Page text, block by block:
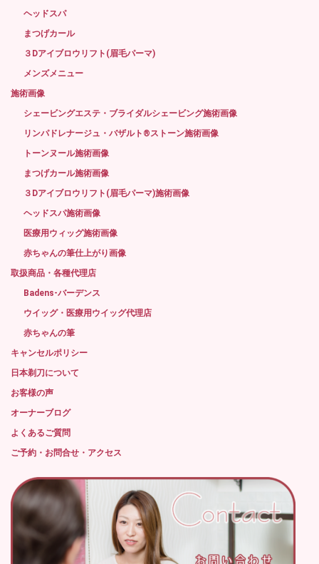
ヘッドスパ
まつげカール
３Dアイブロウリフト(眉毛パーマ)
メンズメニュー
施術画像
シェービングエステ・ブライダルシェービング施術画像
リンパドレナージュ・バザルト®ストーン施術画像
トーンヌール施術画像
まつげカール施術画像
３Dアイブロウリフト(眉毛パーマ)施術画像
ヘッドスパ施術画像
医療用ウィッグ施術画像
赤ちゃんの筆仕上がり画像
取扱商品・各種代理店
Badens-バーデンス
ウイッグ・医療用ウイッグ代理店
赤ちゃんの筆
キャンセルポリシー
日本剃刀について
お客様の声
オーナーブログ
よくあるご質問
ご予約・お問合せ・アクセス